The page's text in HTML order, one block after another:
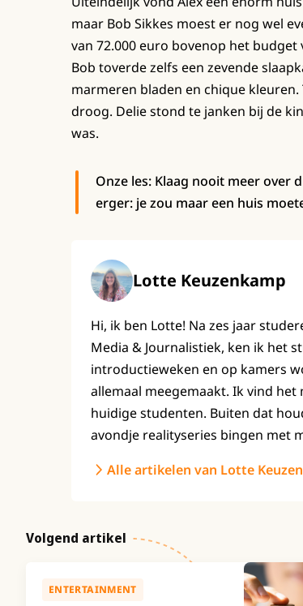
maar Bob Sikkes moest er nog wel
van 72.000 euro bovenop het budget
Bob toverde zelfs een zevende
marmeren bladen en chique
droog. Delie stond te janken bij de
was.
Onze les: Klaag nooit meer over
erger: je zou maar een huis
Lotte Keuzenkamp
Hi, ik ben Lotte! Na zes jaar
Media & Journalistiek, ken ik het
introductieweken en op kamers
allemaal meegemaakt. Ik vind
huidige studenten. Buiten dat
avondje realityseries bingen met
Alle artikelen van Lotte
Volgend artikel
ENTERTAINMENT